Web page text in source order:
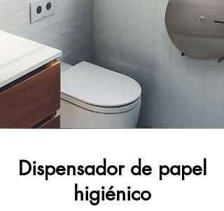
Dispensador de papel
higiénico